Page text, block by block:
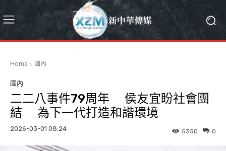
Home 國內
國內
二二八事件79周年 侯友宜盼社會團
結 為下一代打造和諧環境
2026-03-01 08:24 0
5350